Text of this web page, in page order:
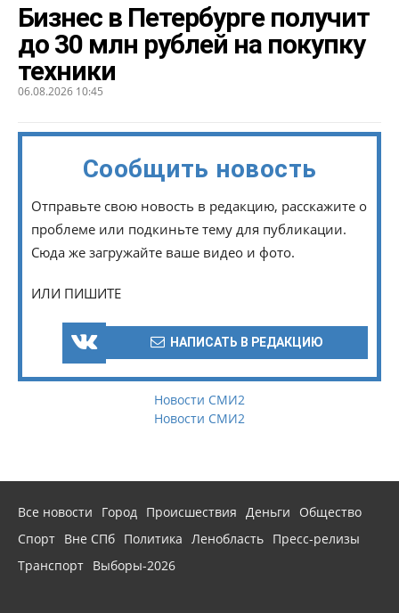
Бизнес в Петербурге получит
до 30 млн рублей на покупку
техники
06.08.2026 10:45
Сообщить новость
Отправьте свою новость в редакцию, расскажите о
проблеме или подкиньте тему для публикации.
Сюда же загружайте ваше видео и фото.
ИЛИ ПИШИТЕ
НАПИСАТЬ В РЕДАКЦИЮ
Новости СМИ2
Новости СМИ2
Все новости Город Происшествия Деньги
Общество
Спорт Вне СПб Политика Ленобласть Пресс-релизы
Транспорт Выборы-2026